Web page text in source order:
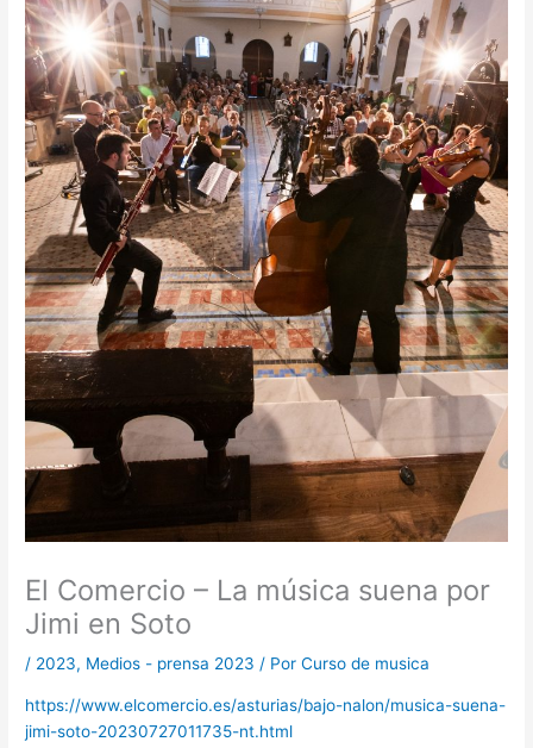
El Comercio – La música suena por
Jimi en Soto
/ 2023, Medios - prensa 2023 / PorCurso de musica
https://www.elcomercio.es/asturias/bajo-nalon/musica-suena-
jimi-soto-20230727011735-nt.html